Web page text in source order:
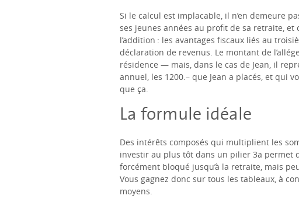
Si le calcul est implacable, il n’en demeure
ses jeunes années au profit de sa retraite, et
l’addition : les avantages fiscaux liés au
déclaration de revenus. Le montant de
résidence — mais, dans le cas de Jean, il
annuel, les 1200.– que Jean a placés, et qui
que ça.
La formule idéale
Des intérêts composés qui multiplient les
investir au plus tôt dans un pilier 3a permet
forcément bloqué jusqu’à la retraite, mais
Vous gagnez donc sur tous les tableaux, à
moyens.